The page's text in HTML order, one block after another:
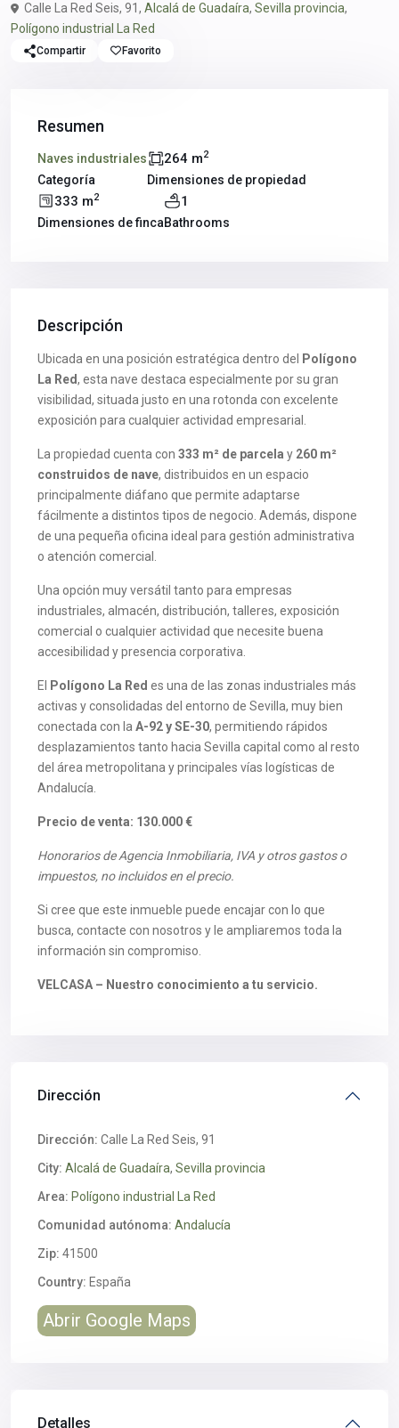
Calle La Red Seis, 91, Alcalá de Guadaíra, Sevilla provincia,
Polígono industrial La Red
Compartir Favorito
Resumen
Naves industriales
Categoría
264 m2
Dimensiones de propiedad
333 m2
Dimensiones de finca
1
Bathrooms
Descripción
Ubicada en una posición estratégica dentro del
Polígono
La Red, esta nave destaca especialmente por su gran
visibilidad, situada justo en una rotonda con excelente
exposición para cualquier actividad empresarial.
La propiedad cuenta con 333 m² de parcela y 260 m²
construidos de nave, distribuidos en un espacio
principalmente diáfano que permite adaptarse
fácilmente a distintos tipos de negocio. Además, dispone
de una pequeña oficina ideal para gestión administrativa
o atención comercial.
Una opción muy versátil tanto para empresas
industriales, almacén, distribución, talleres, exposición
comercial o cualquier actividad que necesite buena
accesibilidad y presencia corporativa.
El Polígono La Red es una de las zonas industriales más
activas y consolidadas del entorno de Sevilla, muy bien
conectada con la A-92 y SE-30, permitiendo rápidos
desplazamientos tanto hacia Sevilla capital como al resto
del área metropolitana y principales vías logísticas de
Andalucía.
Precio de venta: 130.000 €
Honorarios de Agencia Inmobiliaria, IVA y otros gastos o
impuestos, no incluidos en el precio.
Si cree que este inmueble puede encajar con lo que
busca, contacte con nosotros y le ampliaremos toda la
información sin compromiso.
VELCASA – Nuestro conocimiento a tu servicio.
Dirección
Dirección: Calle La Red Seis, 91
City: Alcalá de Guadaíra, Sevilla provincia
Area: Polígono industrial La Red
Comunidad autónoma: Andalucía
Zip: 41500
Country: España
Abrir Google Maps
Detalles